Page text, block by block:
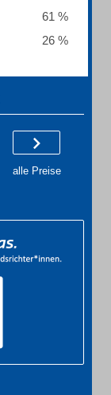
61 %
26 %
alle Preise